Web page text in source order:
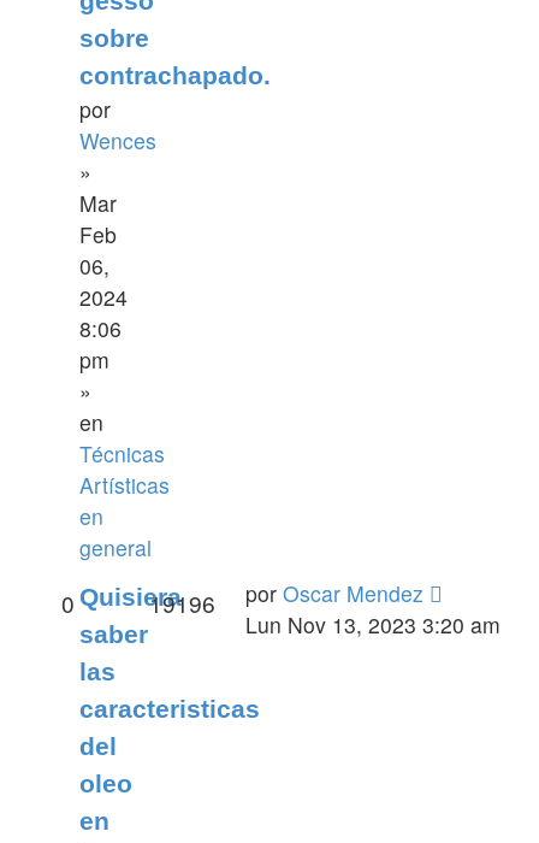
sobre
contrachapado.
por
Wences
»
Mar
Feb
06,
2024
8:06
pm
»
en
Técnicas
Artísticas
en
general
Quisiera
saber
las
caracteristicas
del
oleo
en
0 19196 por Oscar Mendez
Lun Nov 13, 2023 3:20 am